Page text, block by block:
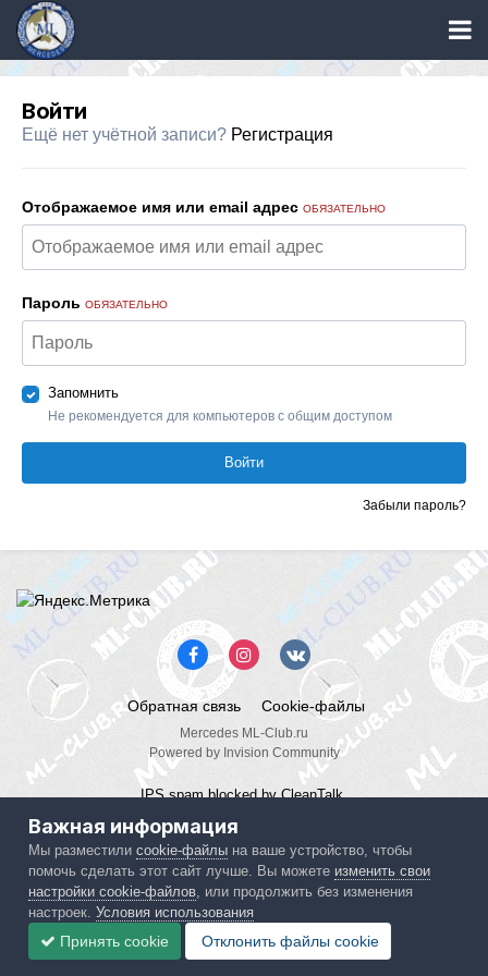
Войти
Ещё нет учётной записи? Регистрация
Отображаемое имя или email адрес ОБЯЗАТЕЛЬНО
Пароль ОБЯЗАТЕЛЬНО
Запомнить
Не рекомендуется для компьютеров с общим доступом
Войти
Забыли пароль?
Обратная связь Cookie-файлы
Mercedes ML-Club.ru
Powered by Invision Community
Важная информация
Мы разместилиcookie-файлы на ваше устройство, чтобы
помочь сделать этот сайт лучше. Вы можете изменить свои
настройки cookie-файлов , или продолжить без изменения
настроек.Условия использования
Принять cookie Отклонить файлы сookie
IPS spamblocked by CleanTalk.